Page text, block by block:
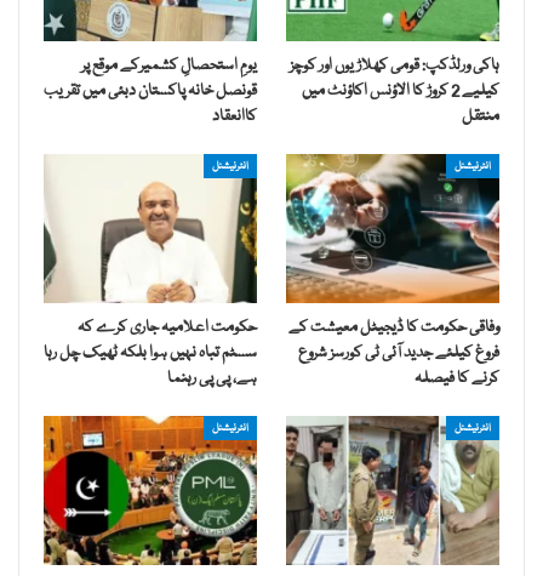
ہاکی ورلڈکپ: قومی کھلاڑیوں اور کوچز
کیلیے 2 کروڑ کا الاؤنس اکاؤنٹ میں
منتقل
یومِ استحصالِ کشمیرکے موقع پر
قونصل خانہ پاکستان دبئی میں تقریب
کاانعقاد
انٹرنیشنل
وفاقی حکومت کا ڈیجیٹل معیشت کے
فروغ کیلئے جدید آئی ٹی کورسز شروع
کرنے کا فیصلہ
انٹرنیشنل
حکومت اعلامیہ جاری کرے کہ
سسٹم تباہ نہیں ہوا بلکہ ٹھیک چل رہا
ہے، پی پی رہنما
انٹرنیشنل انٹرنیشنل